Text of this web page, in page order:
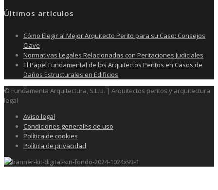
Últimos artículos
Cómo Elegir al Mejor Arquitecto Perito para su Caso: Consejos
Clave
Normativas Legales Relacionadas con Peritaciones Judiciales
El Papel Fundamental de los Arquitectos Peritos en Casos de
Daños Estructurales en Edificios
© Fundamenta Arquitectura, S.L.U. | Arquitectos peritos y arquitectura
legal
Aviso legal
Condiciones generales de uso
Política de cookies
Política de privacidad